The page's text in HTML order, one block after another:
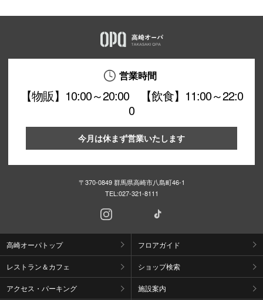
営業時間
【物販】10:00～20:00 【飲食】11:00～22:0
0
今月は休まず営業いたします
〒370-0849 群馬県高崎市八島町46-1
TEL:027-321-8111
高崎オーパトップ フロアガイド
レストラン＆カフェ ショップ検索
アクセス・パーキング 施設案内